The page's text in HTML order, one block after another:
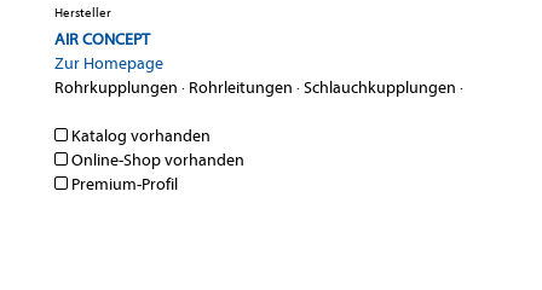
Hersteller
AIR CONCEPT
Zur Homepage
Rohrkupplungen · Rohrleitungen ·Schlauchkupplungen ·
Katalog vorhanden
Online-Shop vorhanden
Premium-Profil